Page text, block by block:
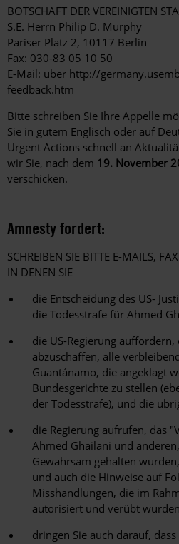
BOTSCHAFT DER VEREINIGTEN
S.E. Herrn Philip D. Murphy
Pariser Platz 2, 10117 Berlin
Fax: 030-83 05 10 50
E-Mail: über http://
feedback.htm
Bitte schreiben Sie Ihre Appelle
Sie in gutem Englisch oder auf
Urgent Actions schnell an
wir Sie, nach dem 19. November
verschicken.
Amnesty fordert:
SCHREIBEN SIE BITTE E-MAILS,
IN DENEN SIE
die Entscheidung des US-
die Todesstrafe für Ahmed
die US-Regierung
abzuschaffen, alle
Guantánamo, die angeklagt
Bundesgerichte zu stellen
der Todesstrafe), und die
die Regierung aufrufen, das
Ahmed Ghailani und
Gewahrsam gehalten
und auch die Hinweise auf
Misshandlungen, die im
autorisiert und verübt
dringen Sie auch darauf,